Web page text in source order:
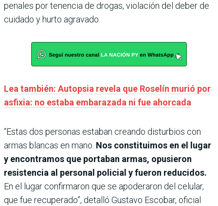
penales por tenencia de drogas, violación del deber de
cuidado y hurto agravado.
Lea también: Autopsia revela que Roselín murió por
asfixia: no estaba embarazada ni fue ahorcada
“Estas dos personas estaban creando disturbios con
armas blancas en mano. Nos constituimos en el lugar
y encontramos que portaban armas, opusieron
resistencia al personal policial y fueron reducidos.
En el lugar confirmaron que se apoderaron del celular,
que fue recuperado”, detalló Gustavo Escobar, oficial